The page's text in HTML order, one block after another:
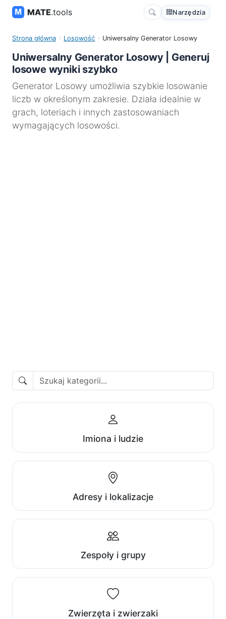
MATE.tools Narzędzia
Strona główna Losowość Uniwersalny Generator Losowy
Uniwersalny Generator Losowy | Generuj
losowe wyniki szybko
Generator Losowy umożliwia szybkie losowanie
liczb w określonym zakresie. Działa idealnie w
grach, loteriach i innych zastosowaniach
wymagających losowości.
Imiona i ludzie
Adresy i lokalizacje
Zespoły i grupy
Zwierzęta i zwierzaki